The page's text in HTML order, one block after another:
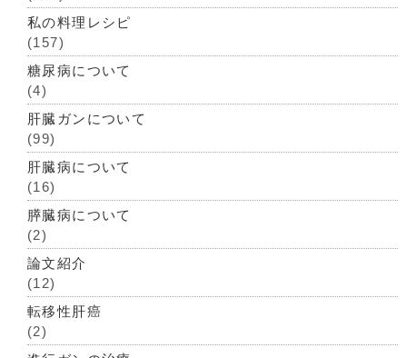
私の料理レシピ
(157)
糖尿病について
(4)
肝臓ガンについて
(99)
肝臓病について
(16)
膵臓病について
(2)
論文紹介
(12)
転移性肝癌
(2)